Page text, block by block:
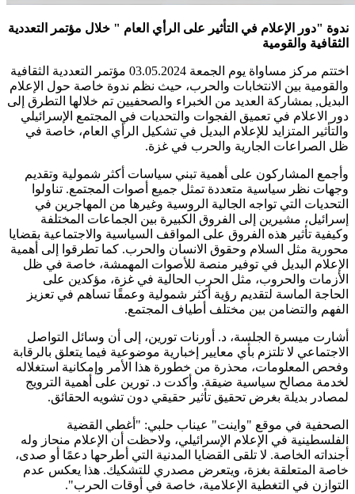
ندوة "دور الإعلام في التأثير على الرأي العام " خلال مؤتمر التعددية
الثقافية والقومية
اختتم مركز مساواة يوم الجمعة 03.05.2024 مؤتمر التعددية الثقافية
والقومية بين الانتخابات والحرب، حيث نظم ندوة خاصة حول الإعلام
البديل, بمشاركة العديد من الخبراء والصحفيين تم خلالها التطرق إلى
دور الاعلام في تعميق الفجوات والتحديات في المجتمع الإسرائيلي
والتأثير المتزايد للإعلام البديل في تشكيل الرأي العام، خاصة في
ظل الصراعات الجارية والحرب في غزة.
وأجمع المشاركون على أهمية تبني سياسات أكثر شمولية وتقديم
وجهات نظر سياسية متعددة تمثل جميع أصوات المجتمع. تناولوا
التحديات التي تواجه الجالية الروسية وغيرها من المهاجرين في
إسرائيل، مشيرين إلى الفروق الكبيرة بين الجماعات المختلفة
وكيفية تأثير هذه الفروق على المواقف السياسية والاجتماعية بقضايا
محورية مثل السلام وحقوق الانسان والحرب. كما تطرقوا إلى أهمية
الإعلام البديل في توفير منصة للأصوات المهمشة، خاصة في ظل
الأزمات والحروب، مثل الحرب الحالية في غزة، مؤكدين على
الحاجة الماسة لتقديم رؤية أكثر شمولية وعمقًا تساهم في تعزيز
الفهم والتضامن بين مختلف أطياف المجتمع.
أشارت ميسرة الجلسة، د. أورنات تورين، إلى أن وسائل التواصل
الاجتماعي لا تلتزم بأي معايير إخبارية موضوعية فيما يتعلق بالرقابة
وفحص المعلومات، محذرة من خطورة هذا الأمر وإمكانية استغلاله
لخدمة مصالح سياسية ضيقة. وأكدت د. تورين على أهمية الترويج
لمصادر بديلة بغرض تحقيق تأثير حقيقي دون تشويه الحقائق.
الصحفية في موقع "واينت" عيناب حلبي: "أغطي القضية
الفلسطينية في الإعلام الإسرائيلي، ولاحظت أن الإعلام منحاز وله
أجنداته الخاصة. لا تلقى القضايا المدنية التي أطرحها دعمًا أو صدى،
خاصة المتعلقة بغزة، ويتعرض مصدري للتشكيك. هذا يعكس عدم
التوازن في التغطية الإعلامية، خاصة في أوقات الحرب".